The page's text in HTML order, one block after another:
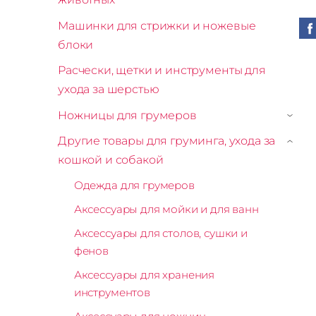
Машинки для стрижки и ножевые
блоки
Расчески, щетки и инструменты для
ухода за шерстью
Ножницы для грумеров
›
Другие товары для груминга, ухода за
кошкой и собакой
Одежда для грумеров
Аксессуары для мойки и для ванн
Аксессуары для столов, сушки и
фенов
Аксессуары для хранения
инструментов
›